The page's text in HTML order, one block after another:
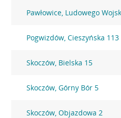
Pawłowice, Ludowego
Pogwizdów, Cieszyńska 113
Skoczów, Bielska 15
Skoczów, Górny Bór 5
Skoczów, Objazdowa 2